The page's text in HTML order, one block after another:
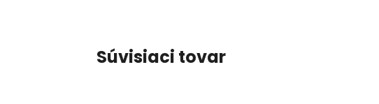
Súvisiaci tovar